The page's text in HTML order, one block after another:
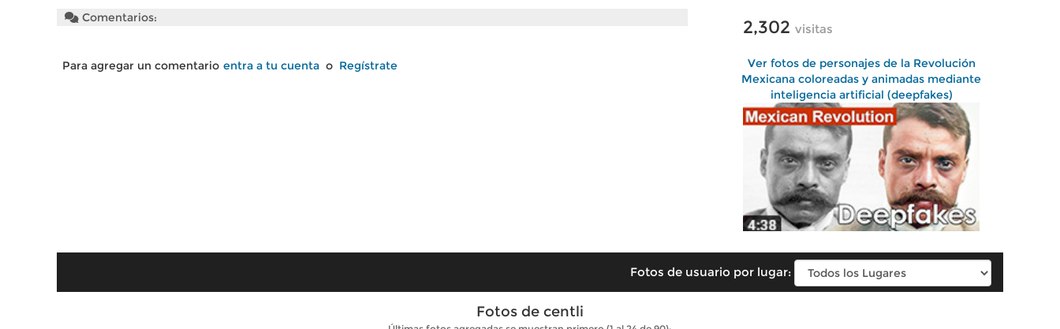
Comentarios:
Para agregar un comentario entra a tu cuenta o Regístrate
2,302 visitas
Ver fotos de personajes de la Revolución
Mexicana coloreadas y animadas mediante
inteligencia artificial (deepfakes)
Fotos de usuario por lugar:
Fotos de centli